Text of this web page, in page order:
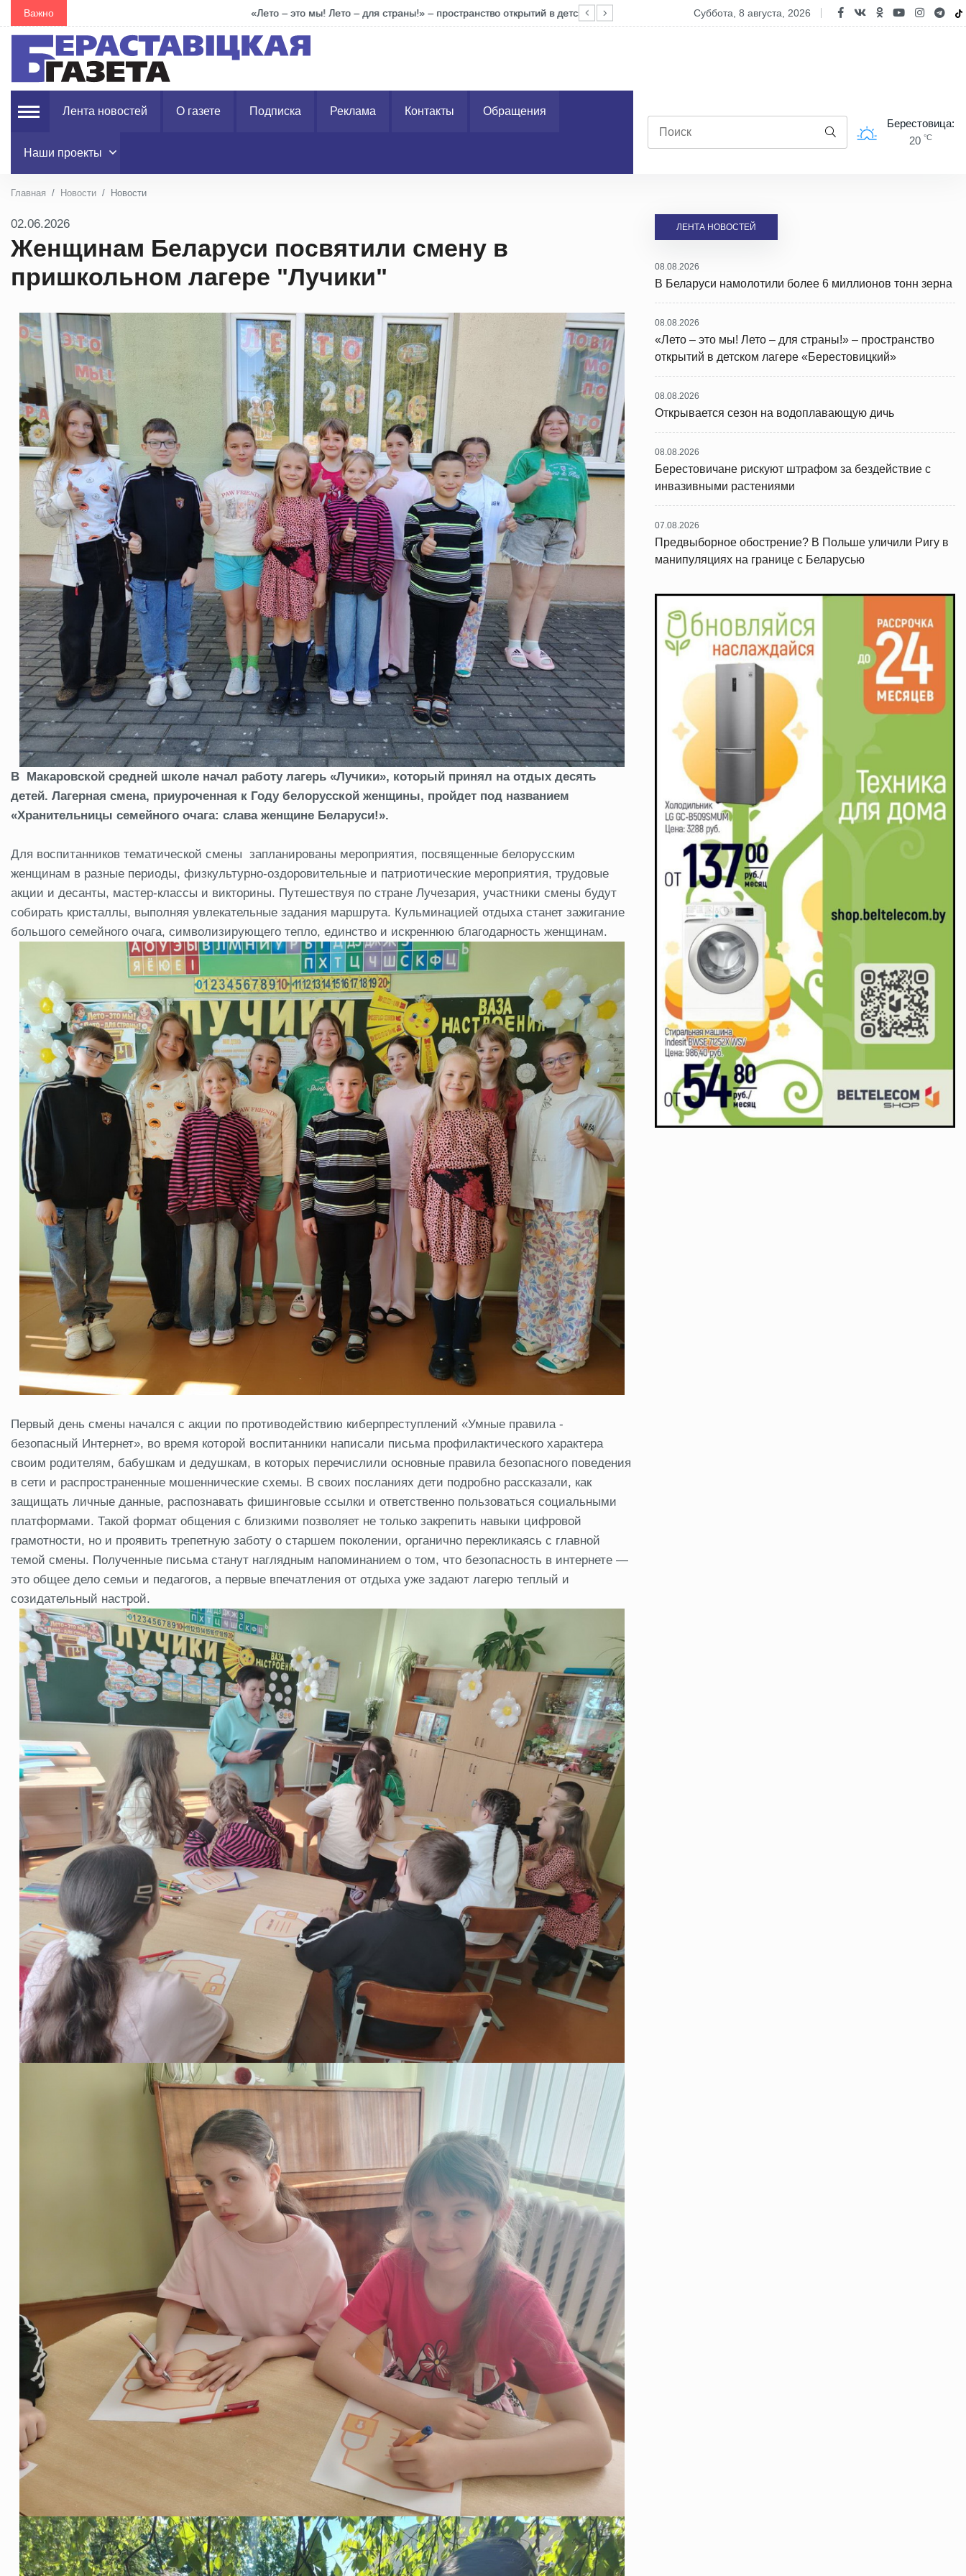
Важно «Лето – это мы! Лето – для страны!» – пространство открытий в детском лагере «Берестовицкий» Открывается сезон на водоплавающую дичь
суббота, 8 августа, 2026
Лента новостей О газете Подписка Реклама Контакты Обращения
Наши проекты
Берестовица:
20 °C
Главная Новости Новости
02.06.2026
Женщинам Беларуси посвятили смену в
пришкольном лагере "Лучики"
В Макаровской средней школе начал работу лагерь «Лучики», который принял на отдых десять
детей. Лагерная смена, приуроченная к Году белорусской женщины, пройдет под названием
«Хранительницы семейного очага: слава женщине Беларуси!».
Для воспитанников тематической смены запланированы мероприятия, посвященные белорусским
женщинам в разные периоды, физкультурно-оздоровительные и патриотические мероприятия, трудовые
акции и десанты, мастер-классы и викторины. Путешествуя по стране Лучезария, участники смены будут
собирать кристаллы, выполняя увлекательные задания маршрута. Кульминацией отдыха станет зажигание
большого семейного очага, символизирующего тепло, единство и искреннюю благодарность женщинам.
Первый день смены начался с акции по противодействию киберпреступлений «Умные правила -
безопасный Интернет», во время которой воспитанники написали письма профилактического характера
своим родителям, бабушкам и дедушкам, в которых перечислили основные правила безопасного поведения
в сети и распространенные мошеннические схемы. В своих посланиях дети подробно рассказали, как
защищать личные данные, распознавать фишинговые ссылки и ответственно пользоваться социальными
платформами. Такой формат общения с близкими позволяет не только закрепить навыки цифровой
грамотности, но и проявить трепетную заботу о старшем поколении, органично перекликаясь с главной
темой смены. Полученные письма станут наглядным напоминанием о том, что безопасность в интернете —
это общее дело семьи и педагогов, а первые впечатления от отдыха уже задают лагерю теплый и
созидательный настрой.
ЛЕНТА НОВОСТЕЙ
08.08.2026
В Беларуси намолотили более 6 миллионов тонн зерна
08.08.2026
«Лето – это мы! Лето – для страны!» – пространство
открытий в детском лагере «Берестовицкий»
08.08.2026
Открывается сезон на водоплавающую дичь
08.08.2026
Берестовичане рискуют штрафом за бездействие с
инвазивными растениями
07.08.2026
Предвыборное обострение? В Польше уличили Ригу в
манипуляциях на границе с Беларусью